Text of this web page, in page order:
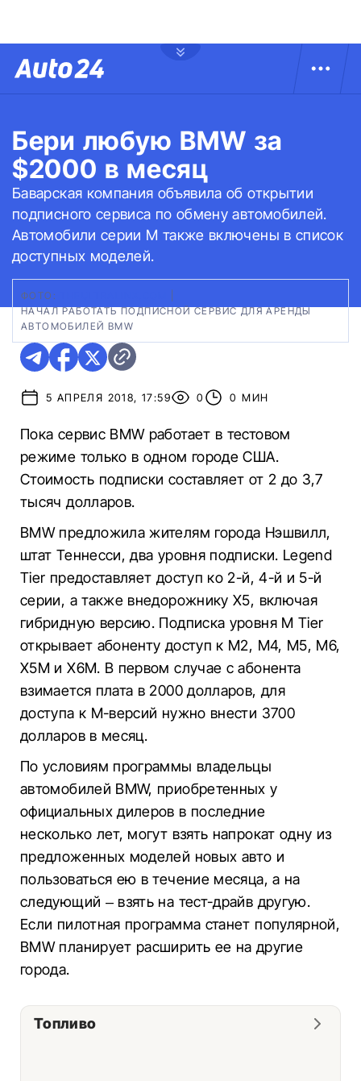
Бери любую BMW за
$2000 в месяц
Баварская компания объявила об открытии
подписного сервиса по обмену автомобилей.
Автомобили серии М также включены в список
доступных моделей.
ФОТО:
НАЧАЛ РАБОТАТЬ ПОДПИСНОЙ СЕРВИС ДЛЯ АРЕНДЫ
АВТОМОБИЛЕЙ BMW
5 АПРЕЛЯ 2018, 17:59 0 0 МИН
Пока сервис BMW работает в тестовом
режиме только в одном городе США.
Стоимость подписки составляет от 2 до 3,7
тысяч долларов.
BMW предложила жителям города Нэшвилл,
штат Теннесси, два уровня подписки. Legend
Tier предоставляет доступ ко 2-й, 4-й и 5-й
серии, а также внедорожнику X5, включая
гибридную версию. Подписка уровня M Tier
открывает абоненту доступ к М2, M4, M5, М6,
X5M и X6M. В первом случае с абонента
взимается плата в 2000 долларов, для
доступа к М-версий нужно внести 3700
долларов в месяц.
По условиям программы владельцы
автомобилей BMW, приобретенных у
официальных дилеров в последние
несколько лет, могут взять напрокат одну из
предложенных моделей новых авто и
пользоваться ею в течение месяца, а на
следующий – взять на тест-драйв другую.
Если пилотная программа станет популярной,
BMW планирует расширить ее на другие
города.
Топливо